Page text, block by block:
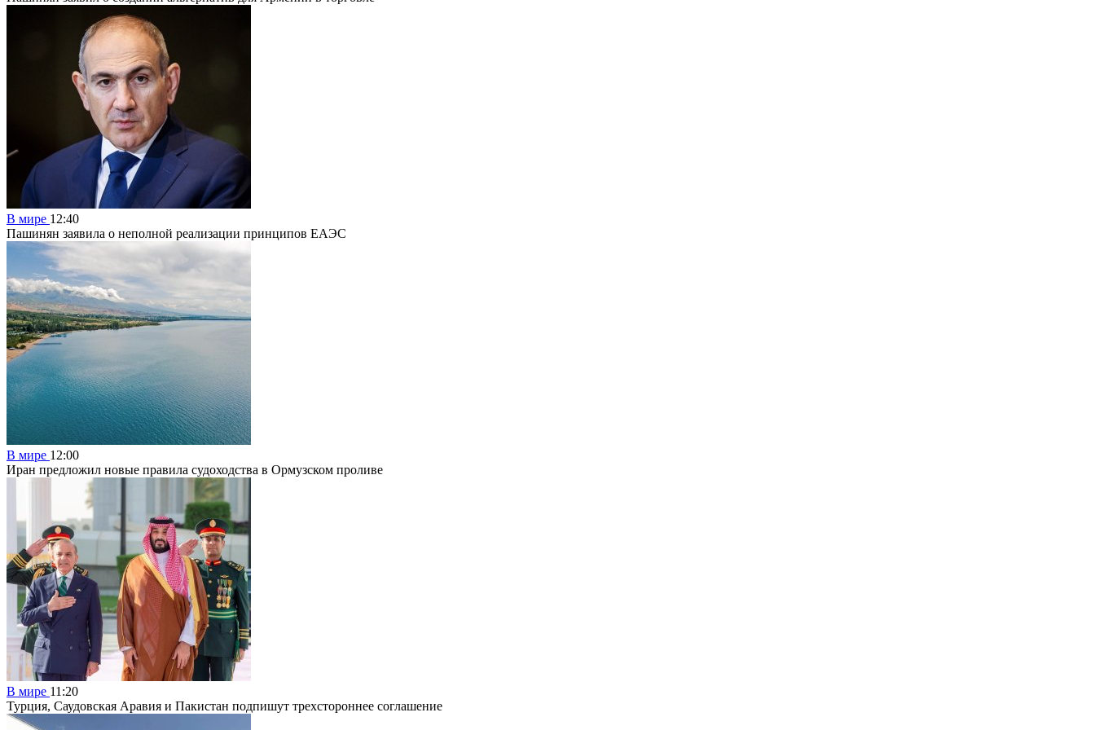
В мире 12:40
Пашинян заявила о неполной реализации принципов ЕАЭС
В мире 12:00
Иран предложил новые правила судоходства в Ормузском проливе
В мире 11:20
Турция, Саудовская Аравия и Пакистан подпишут трехстороннее соглашение